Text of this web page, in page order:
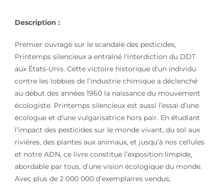
Description :
Premier ouvrage sur le scandale des pesticides,
Printemps silencieux a entraîné l’interdiction du DDT
aux États-Unis. Cette victoire historique d’un individu
contre les lobbies de l’industrie chimique a déclenché
au début des années 1960 la naissance du mouvement
écologiste. Printemps silencieux est aussi l’essai d’une
écologue et d’une vulgarisatrice hors pair. En étudiant
l’impact des pesticides sur le monde vivant, du sol aux
rivières, des plantes aux animaux, et jusqu’à nos cellules
et notre ADN, ce livre constitue l’exposition limpide,
abordable par tous, d’une vision écologique du monde.
Avec plus de 2 000 000 d’exemplaires vendus,